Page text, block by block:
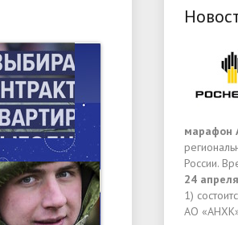
марафон
России.
24
1)
АО